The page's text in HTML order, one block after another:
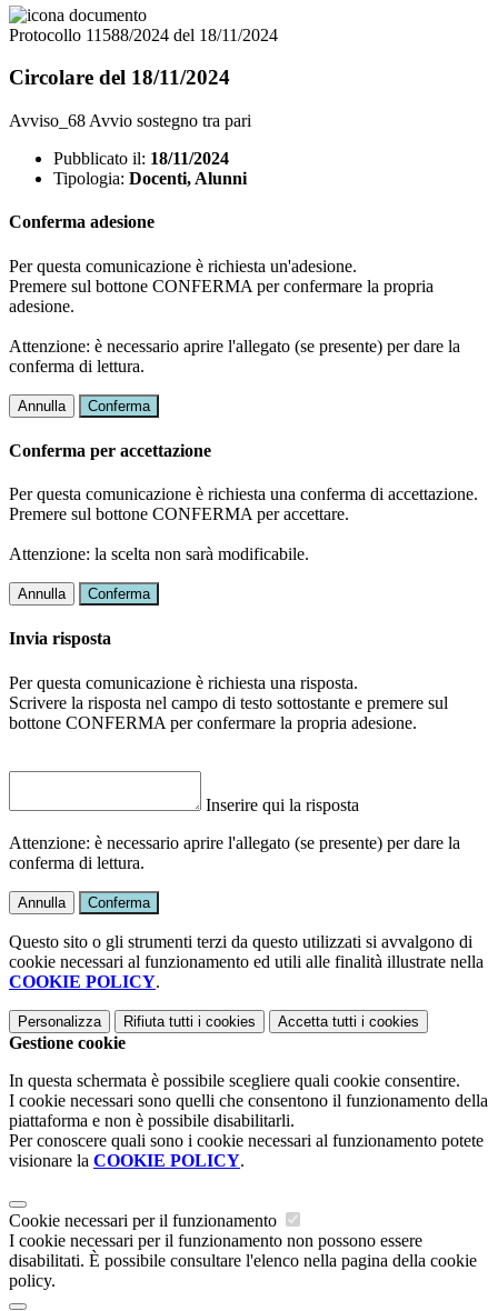
Protocollo 11588/2024 del 18/11/2024
Circolare del 18/11/2024
Avviso_68 Avvio sostegno tra pari
Pubblicato il: 18/11/2024
Tipologia: Docenti, Alunni
Conferma adesione
Per questa comunicazione è richiesta un'adesione.
Premere sul bottone CONFERMA per confermare la propria
adesione.
Attenzione: è necessario aprire l'allegato (se presente) per dare la
conferma di lettura.
Annulla Conferma
Conferma per accettazione
Per questa comunicazione è richiesta una conferma di accettazione.
Premere sul bottone CONFERMA per accettare.
Attenzione: la scelta non sarà modificabile.
Annulla Conferma
Invia risposta
Per questa comunicazione è richiesta una risposta.
Scrivere la risposta nel campo di testo sottostante e premere sul
bottone CONFERMA per confermare la propria adesione.
Inserire qui la risposta
Attenzione: è necessario aprire l'allegato (se presente) per dare la
conferma di lettura.
Annulla Conferma
Questo sito o gli strumenti terzi da questo utilizzati si avvalgono di
cookie necessari al funzionamento ed utili alle finalità illustrate nella
COOKIE POLICY.
Personalizza Rifiuta tutti i cookies Accetta tutti i cookies
Gestione cookie
In questa schermata è possibile scegliere quali cookie consentire.
I cookie necessari sono quelli che consentono il funzionamento della
piattaforma e non è possibile disabilitarli.
Per conoscere quali sono i cookie necessari al funzionamento potete
visionare la COOKIE POLICY.
Cookie necessari per il funzionamento
I cookie necessari per il funzionamento non possono essere
disabilitati. È possibile consultare l'elenco nella pagina della cookie
policy.